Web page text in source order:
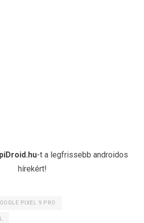
-t a legfrissebb androidos
hírekért!
PIXEL 9 PRO